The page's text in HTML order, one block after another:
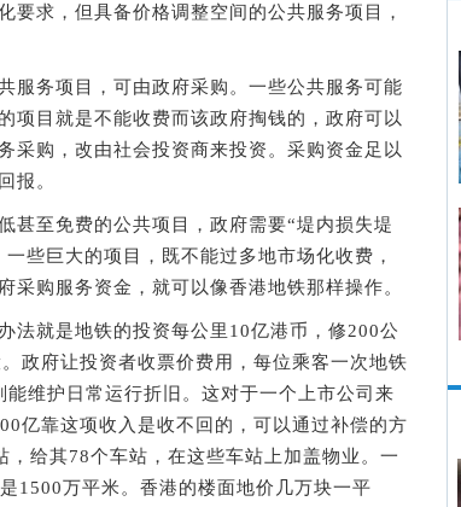
求，但具备价格调整空间的公共服务项目，
务项目，可由政府采购。一些公共服务可能
项目就是不能收费而该政府掏钱的，政府可以
采购，改由社会投资商来投资。采购资金足以
报。
至免费的公共项目，政府需要“堤内损失堤
些巨大的项目，既不能过多地市场化收费，
采购服务资金，就可以像香港地铁那样操作。
就是地铁的投资每公里10亿港币，修200公
政府让投资者收票价费用，每位乘客一次地铁
维护日常运行折旧。这对于一个上市公司来
亿靠这项收入是收不回的，可以通过补偿的方
给其78个车站，在这些车站上加盖物业。一
1500万平米。香港的楼面地价几万块一平